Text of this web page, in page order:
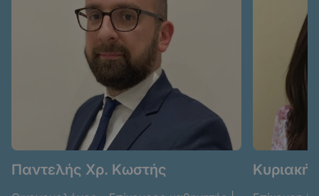
Παντελής Χρ. Κωστής Κυριακή